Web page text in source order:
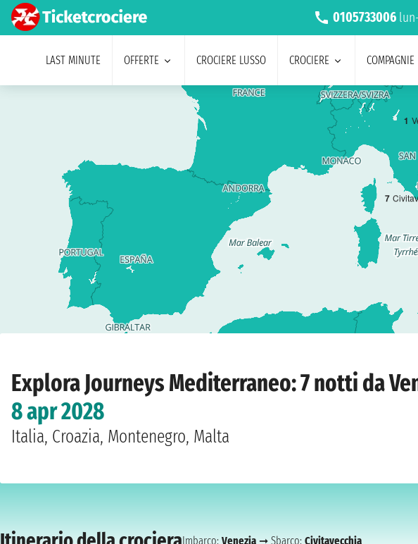
0105733006
LAST MINUTE OFFERTE CROCIERE LUSSO CROCIERE COMPAGNIE
1
7
Explora Journeys Mediterraneo: 7 notti da
8 apr 2028
Italia, Croazia, Montenegro, Malta
Imbarco: Venezia ➞ Sbarco: Civitavecchia